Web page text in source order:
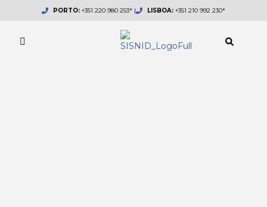
PORTO: +351 220 980 253* | LISBOA:+351 210 992 230*